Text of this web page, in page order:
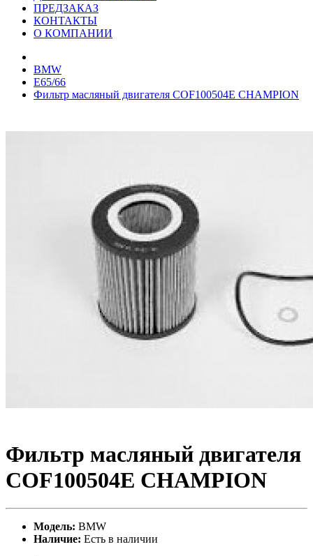
ПРЕДЗАКАЗ
КОНТАКТЫ
О КОМПАНИИ
BMW
E65/66
Фильтр масляный двигателя COF100504E CHAMPION
Фильтр масляный двигателя
COF100504E CHAMPION
Модель: BMW
Наличие: Есть в наличии